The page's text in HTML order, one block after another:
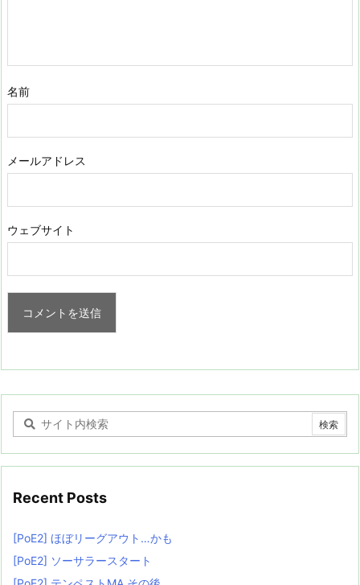
名前
メールアドレス
ウェブサイト
Recent Posts
[PoE2] ほぼリーグアウト…かも
[PoE2] ソーサラースタート